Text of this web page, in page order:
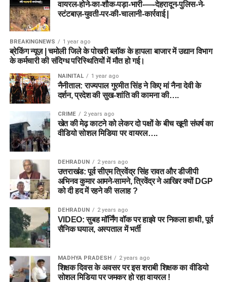
वायरल-होने-का-शौक-पड़ा-भारी-—-देहरादून-पुलिस-ने-
स्टंटबाज़-युवती-पर-की-चालानी-कार्रवाई |
BREAKINGNEWS 1 year ago
ब्रेकिंग न्यूज़ | चमोली जिले के पोखरी ब्लॉक के हापला बाजार में उद्यान विभाग
के कर्मचारी की संदिग्ध परिस्थितियों में मौत हो गई।
NAINITAL 1 year ago
नैनीताल: राज्यपाल गुरमीत सिंह ने किए मां नैना देवी के
दर्शन, प्रदेश की सुख-शांति की कामना की….
CRIME 2 years ago
खेत की मेढ़ काटने को लेकर दो पक्षों के बीच खूनी संघर्ष का
वीडियो सोशल मिडिया पर वायरल….
DEHRADUN 2 years ago
उत्तराखंड: पूर्व सीएम त्रिवेंद्र सिंह रावत और डीजीपी
अभिनव कुमार आमने-सामने, त्रिवेंद्र ने आखिर क्यों DGP
को दी हद में रहने की सलाह ?
DEHRADUN 2 years ago
VIDEO: सुबह मॉर्निंग वॉक पर हाइवे पर निकला हाथी, पूर्व
सैनिक घयाल, अस्पताल में भर्ती
MADHYA PRADESH 2 years ago
शिक्षक दिवस के अवसर पर इस शराबी शिक्षक का वीडियो
सोशल मिडिया पर जमकर हो रहा वायरल !